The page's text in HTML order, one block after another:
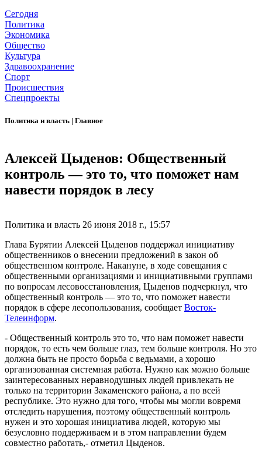
Сегодня
Политика
Экономика
Общество
Культура
Здравоохранение
Спорт
Происшествия
Спецпроекты
Политика и власть | Главное
Алексей Цыденов: Общественный
контроль — это то, что поможет нам
навести порядок в лесу
Политика и власть 26 июня 2018 г., 15:57
Глава Бурятии Алексей Цыденов поддержал инициативу
общественников о внесении предложений в закон об
общественном контроле. Накануне, в ходе совещания с
общественными организациями и инициативными группами
по вопросам лесовосстановления, Цыденов подчеркнул, что
общественный контроль — это то, что поможет навести
порядок в сфере лесопользования, сообщает Восток-
Телеинформ.
- Общественный контроль это то, что нам поможет навести
порядок, то есть чем больше глаз, тем больше контроля. Но это
должна быть не просто борьба с ведьмами, а хорошо
организованная системная работа. Нужно как можно больше
заинтересованных неравнодушных людей привлекать не
только на территории Закаменского района, а по всей
республике. Это нужно для того, чтобы мы могли вовремя
отследить нарушения, поэтому общественный контроль
нужен и это хорошая инициатива людей, которую мы
безусловно поддерживаем и в этом направлении будем
совместно работать,- отметил Цыденов.